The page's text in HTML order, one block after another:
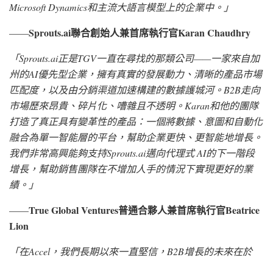
Microsoft Dynamics和主流大語言模型上的企業中。 」
——Sprouts.ai聯合創始人兼首席執行官Karan Chaudhry
「Sprouts.ai正是TGV一直在尋找的那類公司——一家來自加
州的AI優先型企業，擁有真實的發展動力、清晰的產品市場
匹配度，以及由分銷渠道加速構建的數據護城河。B2B走向
市場歷來昂貴、碎片化、嘈雜且不透明。Karan和他的團隊
打造了真正具有變革性的產品：一個將數據、意圖和自動化
融合為單一智能層的平台，幫助企業更快、更智能地增長。
我們非常高興能夠支持Sprouts.ai邁向代理式 AI的下一階段
增長，幫助銷售團隊在不增加人手的情況下實現更好的業
績。 」
——True Global Ventures普通合夥人兼首席執行官Beatrice
Lion
「在Accel，我們長期以來一直堅信，B2B增長的未來在於